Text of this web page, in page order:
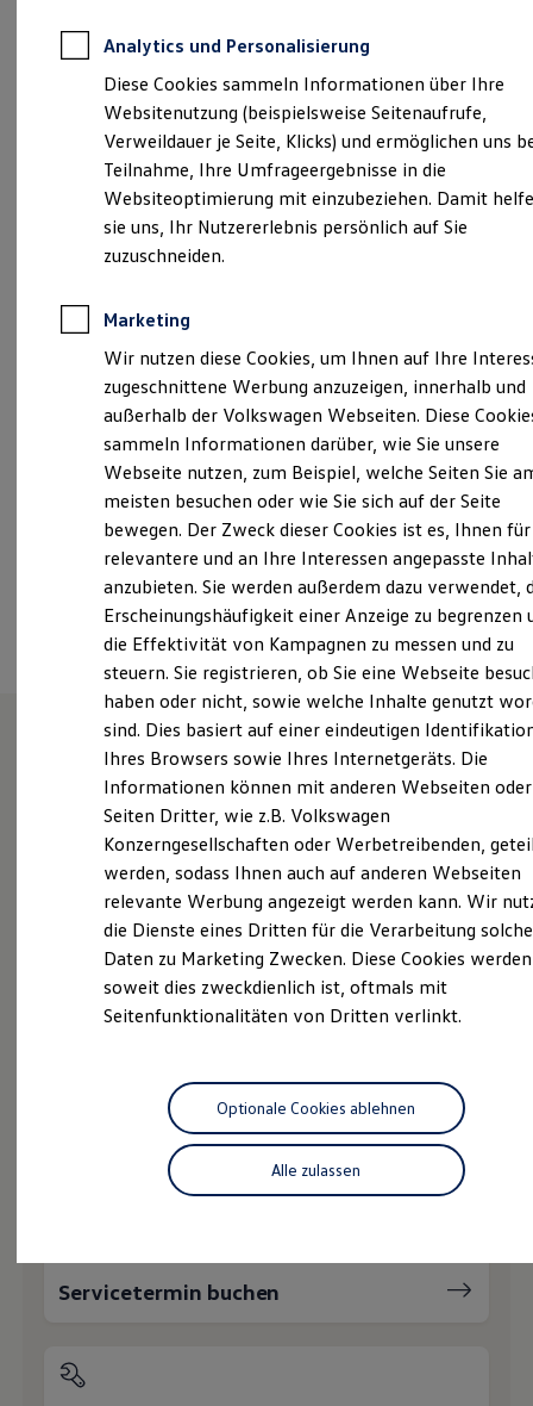
Kfz-Versicherung
Restschuldversicherungen
Garantien
Wartungsverträge
Geschäftskunden
Professional Class bei Volkswagen
Großkunden
Behörden
Direktkunden
Sonderfahrzeuge
Anpfiff zum Gewinn
Elektroautos
ID. Tutorials
Elektrofahrzeugkonzepte
Reichweite
Reichweite der ID. Modelle
Reichweite im Winter
Laden
Laden unterwegs
Laden Zuhause
Ladestationen finden
Ladezeitensimulator
Batterie
Sicherheit
Garantie und Lebensdauer
Nachhaltigkeit
Technologie
Kosten und Kauf
Verbrauchskosten
Kaufoptionen
E-Auto-Förderung
Software und Konnektivität
ID. Software Versionen und Updates
Digitale Extras
Schnittstellen zu Ihrem ID.
Hybridautos
Marke und Erlebnis
Volkswagen R und R Experience
R-Modelle
Driving Experience
Volkswagen entdecken
Lifestyle Shop
T-Roc Kollektion
Golf Kollektion
ID. Kollektion
Volkswagen Kollektion
R-Kollektion
Besitzer und Service
Bierschneider GmbH (Impressum & Rechtliches)
info.gunzenhausen@bierschneider.de
+49 9831 8809960
Montag Freitag 07:30 18:00
Samstag
08:00-12:00 Uhr
Sonntag
Geschlossen
Ansprechpartner
Unsere Leistungenim
Überblick
Service
Volkswagen Economy
Service
Online-Fahrzeugbewertung
Wie können wir
Ihnen weiterhelfen?
Servicetermin buchen
Analytics und Personalisierung
Diese Cookies sammeln Informationen über Ihre
Websitenutzung (beispielsweise Seitenaufrufe,
Verweildauer je Seite, Klicks) und ermöglichen uns
Teilnahme, Ihre Umfrageergebnisse in die
Websiteoptimierung mit einzubeziehen. Damit
sie uns, Ihr Nutzererlebnis persönlich auf Sie
zuzuschneiden.
Marketing
Wir nutzen diese Cookies, um Ihnen auf Ihre
zugeschnittene Werbung anzuzeigen, innerhalb und
außerhalb der Volkswagen Webseiten. Diese
sammeln Informationen darüber, wie Sie unsere
Webseite nutzen, zum Beispiel, welche Seiten Sie
meisten besuchen oder wie Sie sich auf der Seite
bewegen. Der Zweck dieser Cookies ist es, Ihnen für
relevantere und an Ihre Interessen angepasste
anzubieten. Sie werden außerdem dazu verwendet,
Erscheinungshäufigkeit einer Anzeige zu begrenzen
die Effektivität von Kampagnen zu messen und zu
steuern. Sie registrieren, ob Sie eine Webseite
haben oder nicht, sowie welche Inhalte genutzt
sind. Dies basiert auf einer eindeutigen
Ihres Browsers sowie Ihres Internetgeräts. Die
Informationen können mit anderen Webseiten oder
Seiten Dritter, wie z.B. Volkswagen
Konzerngesellschaften oder Werbetreibenden,
werden, sodass Ihnen auch auf anderen Webseiten
relevante Werbung angezeigt werden kann. Wir
die Dienste eines Dritten für die Verarbeitung
Daten zu Marketing Zwecken. Diese Cookies
soweit dies zweckdienlich ist, oftmals mit
Seitenfunktionalitäten von Dritten verlinkt.
Alle zulassen
Optionale Cookies ablehnen